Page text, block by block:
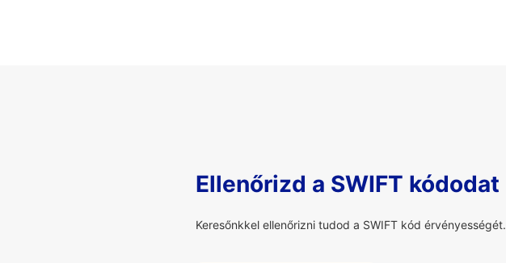
Ellenőrizd a SWIFT kódodat
Keresőnkkel ellenőrizni tudod a SWIFT kód érvényességét.